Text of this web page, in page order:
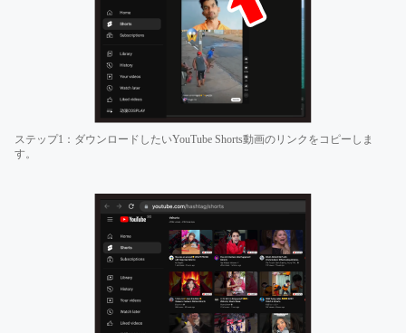
ステップ1：ダウンロードしたいYouTube Shorts動画のリンクをコピーしま
す。